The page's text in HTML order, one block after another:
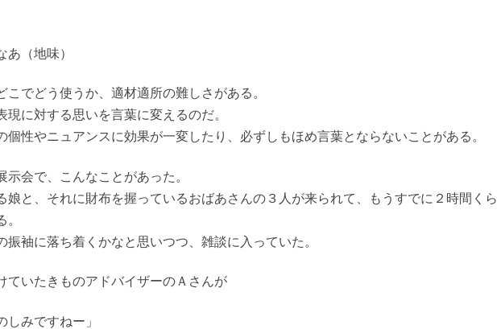
（地味）
こでどう使うか、適材適所の難しさがある。
現に対する思いを言葉に変えるのだ。
個性やニュアンスに効果が一変したり、必ずしもほめ言葉とならないことがある。
示会で、こんなことがあった。
娘と、それに財布を握っているおばあさんの３人が来られて、もうすでに２時間くら
振袖に落ち着くかなと思いつつ、雑談に入っていた。
ていたきものアドバイザーのＡさんが
しみですねー」